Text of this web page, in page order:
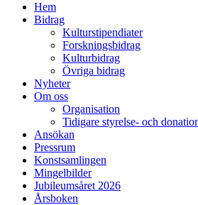
Hem
Bidrag
Kulturstipendiater
Forskningsbidrag
Kulturbidrag
Övriga bidrag
Nyheter
Om oss
Organisation
Tidigare styrelse- och
Ansökan
Pressrum
Konstsamlingen
Mingelbilder
Jubileumsåret 2026
Årsboken